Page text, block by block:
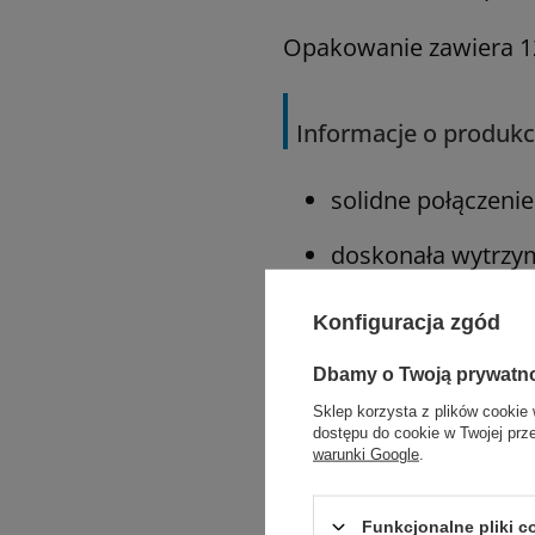
Opakowanie zawiera
Informacje o
solidne
doskonała
doskonałe
łatwe przejście
minimalna
Konfiguracja zgód
Dbamy o Twoją
Sklep korzysta z plików cookie
dostępu do cookie w Twojej
warunki Google
Funkcjonalne pliki